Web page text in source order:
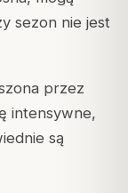
sezon nie jest
przez
intensywne,
są